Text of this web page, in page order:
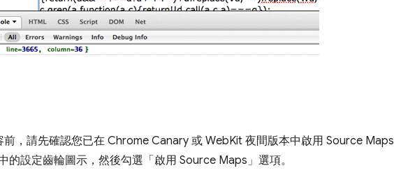
，請先確認您已在 Chrome Canary 或 WebKit 夜間版本中啟用 Source Maps
設定齒輪圖示，然後勾選「啟用 Source Maps」選項。